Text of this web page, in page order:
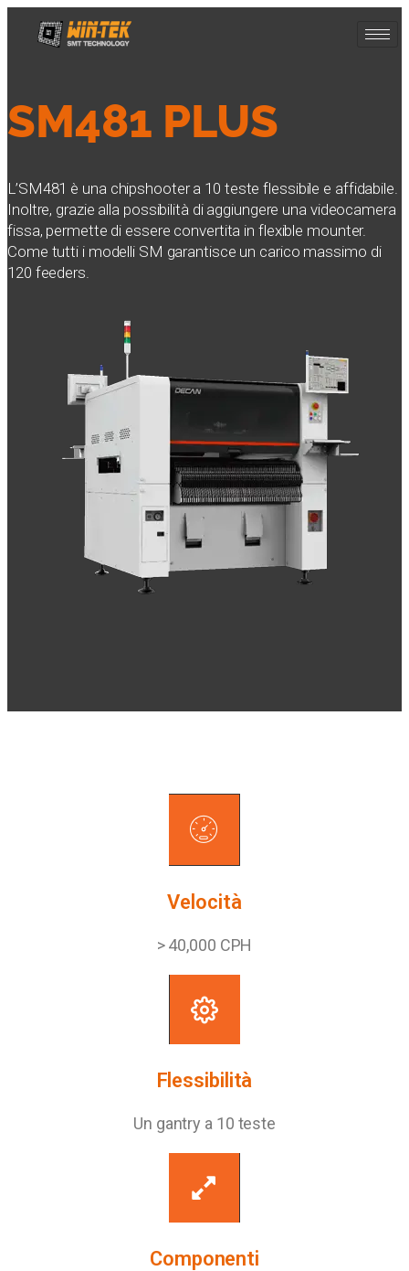
SM481 PLUS
L’SM481 è una chipshooter a 10 teste flessibile e affidabile.
Inoltre, grazie alla possibilità di aggiungere una videocamera
fissa, permette di essere convertita in flexible mounter.
Come tutti i modelli SM garantisce un carico massimo di
120 feeders.
Velocità
> 40,000 CPH
Flessibilità
Un gantry a 10 teste
Componenti